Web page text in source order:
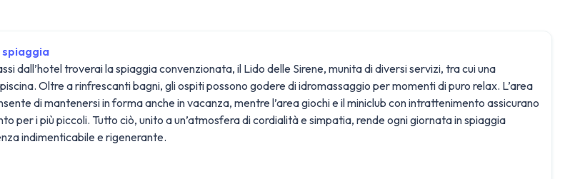
spiaggia
dall’hotel troverai la spiaggia convenzionata, il Lido delle Sirene, munita di diversi servizi, tra cui una
Oltre a rinfrescanti bagni, gli ospiti possono godere di idromassaggio per momenti di puro relax. L’area
di mantenersi in forma anche in vacanza, mentre l’area giochi e il miniclub con intrattenimento assicurano
per i più piccoli. Tutto ciò, unito a un’atmosfera di cordialità e simpatia, rende ogni giornata in spiaggia
indimenticabile e rigenerante.